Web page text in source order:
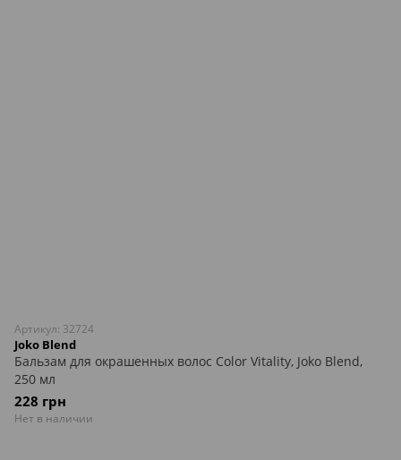
Артикул: 32724
Joko Blend
Бальзам для окрашенных волос Color Vitality, Joko Blend,
250 мл
228 грн
Нет в наличии